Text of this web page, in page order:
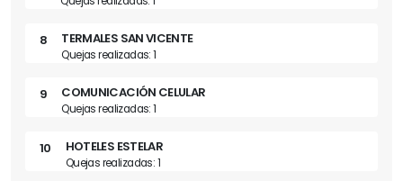
8 TERMALES SAN VICENTE
Quejas realizadas: 1
9 COMUNICACIÓN CELULAR
Quejas realizadas: 1
10 HOTELES ESTELAR
Quejas realizadas: 1